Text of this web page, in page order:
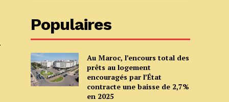
Populaires
Au Maroc, l’encours total des
prêts au logement
encouragés par l’État
contracte une baisse de 2,7%
en 2025